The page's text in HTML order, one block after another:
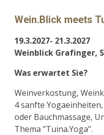
Wein.Blick meets
19.3.2027- 21.3.2027
Weinblick Grafinger,
Was erwartet Sie?
Weinverkostung,
4 sanfte
oder Bauchmassage,
Thema "Tuina.Yoga".